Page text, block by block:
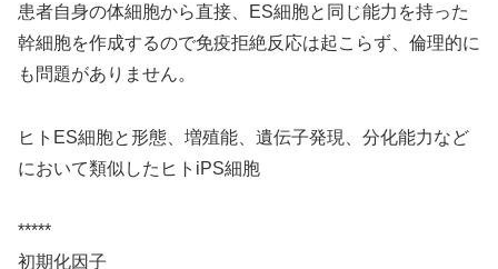
患者自身の体細胞から直接、ES細胞と同じ能力を持った
幹細胞を作成するので免疫拒絶反応は起こらず、倫理的に
も問題がありません。
ヒトES細胞と形態、増殖能、遺伝子発現、分化能力など
において類似したヒトiPS細胞
*****
初期化因子